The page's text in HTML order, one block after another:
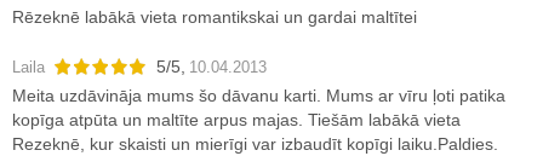
Rēzeknē labākā vieta romantikskai un gardai maltītei
Laila 5/5, 10.04.2013
Meita uzdāvināja mums šo dāvanu karti. Mums ar vīru ļoti patika
kopīga atpūta un maltīte arpus majas. Tiešām labākā vieta
Rezeknē, kur skaisti un mierīgi var izbaudīt kopīgi laiku.Paldies.